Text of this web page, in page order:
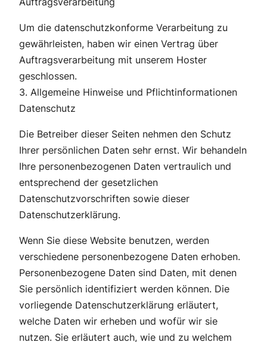
Um die datenschutzkonforme Verarbeitung zu
gewährleisten, haben wir einen Vertrag über
Auftragsverarbeitung mit unserem Hoster
geschlossen.
3. Allgemeine Hinweise und Pflichtinformationen
Datenschutz
Die Betreiber dieser Seiten nehmen den Schutz
Ihrer persönlichen Daten sehr ernst. Wir behandeln
Ihre personenbezogenen Daten vertraulich und
entsprechend der gesetzlichen
Datenschutzvorschriften sowie dieser
Datenschutzerklärung.
Wenn Sie diese Website benutzen, werden
verschiedene personenbezogene Daten erhoben.
Personenbezogene Daten sind Daten, mit denen
Sie persönlich identifiziert werden können. Die
vorliegende Datenschutzerklärung erläutert,
welche Daten wir erheben und wofür wir sie
nutzen. Sie erläutert auch, wie und zu welchem